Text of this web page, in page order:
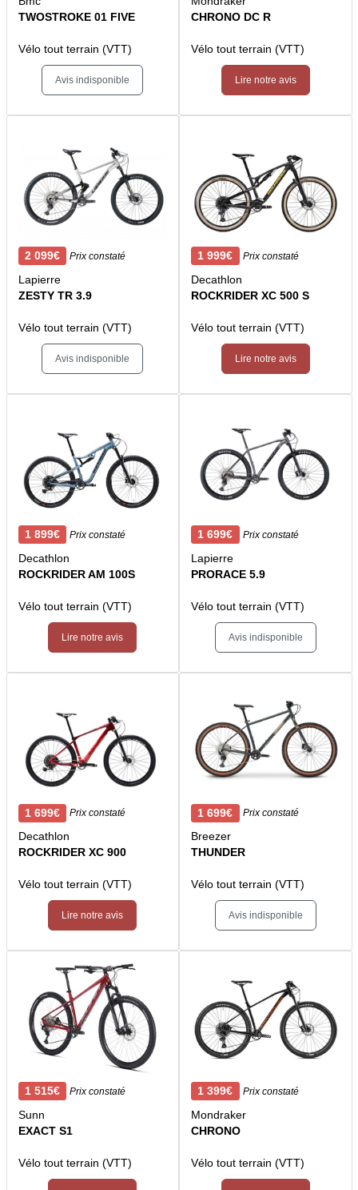
TWOSTROKE 01 FIVE
Vélo tout terrain (VTT)
Avis indisponible
CHRONO DC R
Vélo tout terrain (VTT)
Lire notre avis
2 099€ Prix constaté
Lapierre
ZESTY TR 3.9
Vélo tout terrain (VTT)
Avis indisponible
1 999€ Prix constaté
Decathlon
ROCKRIDER XC 500 S
Vélo tout terrain (VTT)
Lire notre avis
1 899€ Prix constaté
Decathlon
ROCKRIDER AM 100S
Vélo tout terrain (VTT)
Lire notre avis
1 699€ Prix constaté
Lapierre
PRORACE 5.9
Vélo tout terrain (VTT)
Avis indisponible
1 699€ Prix constaté
Decathlon
ROCKRIDER XC 900
Vélo tout terrain (VTT)
Lire notre avis
1 699€ Prix constaté
Breezer
THUNDER
Vélo tout terrain (VTT)
Avis indisponible
1 515€ Prix constaté
Sunn
EXACT S1
Vélo tout terrain (VTT)
1 399€ Prix constaté
Mondraker
CHRONO
Vélo tout terrain (VTT)